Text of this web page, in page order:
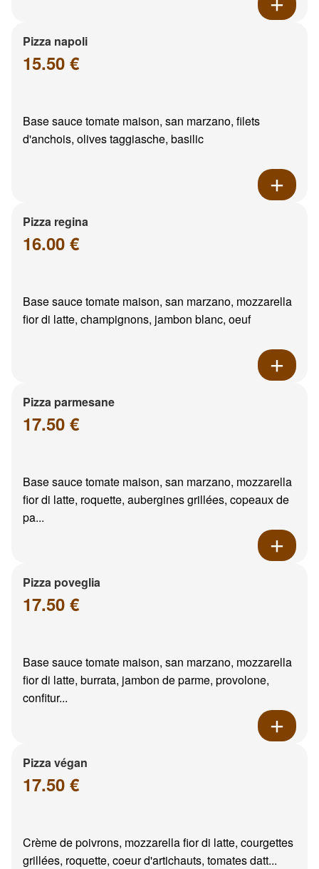
Pizza napoli
15.50 €
Base sauce tomate maison, san marzano, filets
d'anchois, olives taggiasche, basilic
Pizza regina
16.00 €
Base sauce tomate maison, san marzano, mozzarella
fior di latte, champignons, jambon blanc, oeuf
Pizza parmesane
17.50 €
Base sauce tomate maison, san marzano, mozzarella
fior di latte, roquette, aubergines grillées, copeaux de
pa...
Pizza poveglia
17.50 €
Base sauce tomate maison, san marzano, mozzarella
fior di latte, burrata, jambon de parme, provolone,
confitur...
Pizza végan
17.50 €
Crème de poivrons, mozzarella fior di latte, courgettes
grillées, roquette, coeur d'artichauts, tomates datt...